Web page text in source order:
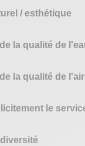
/ esthétique
la qualité de
la qualité de l'air
le